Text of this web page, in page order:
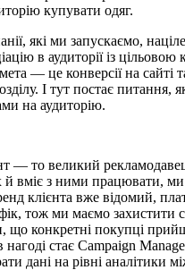
купувати одяг.
які ми запускаємо,
в аудиторії із
— це конверсії на сайті
І тут постає питання,
на аудиторію.
— то великий
й вміє з ними працювати, ми
клієнта вже відомий,
тож ми маємо захистити
що конкретні покупці
нагоді стає Campaign
дані на рівні аналітики